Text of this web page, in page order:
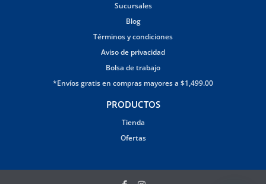
Sucursales
Blog
Términos y condiciones
Aviso de privacidad
Bolsa de trabajo
*Envíos gratis en compras mayores a $1,499.00
PRODUCTOS
Tienda
Ofertas